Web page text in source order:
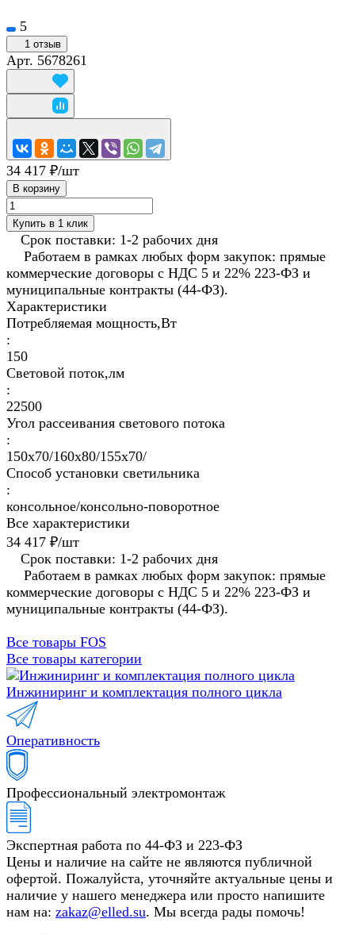
5
1 отзыв
Арт. 5678261
34 417 ₽/шт
В корзину
Купить в 1 клик
Срок поставки: 1-2 рабочих дня
Работаем в рамках любых форм закупок: прямые
коммерческие договоры с НДС 5 и 22% 223-ФЗ и
муниципальные контракты (44-ФЗ).
Характеристики
Потребляемая мощность,Вт
:
150
Световой поток,лм
:
22500
Угол рассеивания светового потока
:
150х70/160х80/155x70/
Способ установки светильника
:
консольное/консольно-поворотное
Все характеристики
34 417 ₽/шт
Срок поставки: 1-2 рабочих дня
Работаем в рамках любых форм закупок: прямые
коммерческие договоры с НДС 5 и 22% 223-ФЗ и
муниципальные контракты (44-ФЗ).
Все товары FOS
Все товары категории
Инжиниринг и комплектация полного цикла
Оперативность
Профессиональный электромонтаж
Экспертная работа по 44-ФЗ и 223-ФЗ
Цены и наличие на сайте не являются публичной
офертой. Пожалуйста, уточняйте актуальные цены и
наличие у нашего менеджера или просто напишите
нам на: zakaz@elled.su. Мы всегда рады помочь!